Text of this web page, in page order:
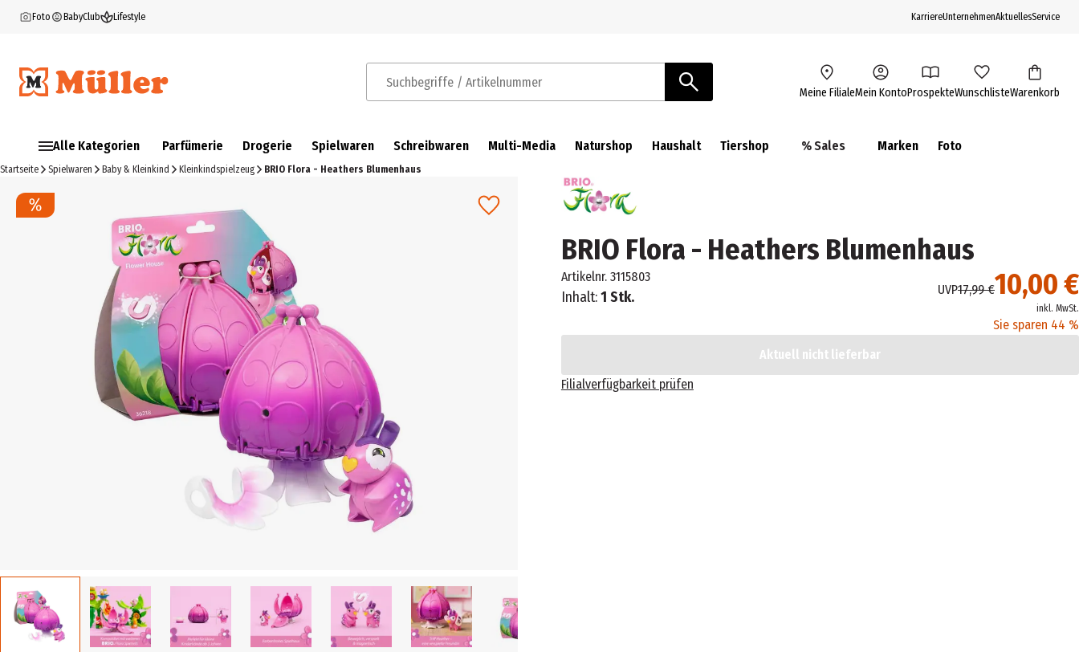
Foto BabyClub Lifestyle KarriereUnternehmenAktuellesService
Suchbegriffe / Artikelnummer Meine FilialeMein KontoProspekteWunschlisteWarenkorb
Alle Kategorien Parfümerie Drogerie Spielwaren Schreibwaren Multi-Media Naturshop Haushalt Tiershop % Sales Marken Foto
Startseite Spielwaren Baby & Kleinkind Kleinkindspielzeug BRIO Flora - Heathers Blumenhaus
BRIO Flora - Heathers Blumenhaus
Artikelnr. 3115803
Inhalt:1 Stk. 10,00 €
UVP17,99 €
inkl. MwSt.
Sie sparen 44 %
Aktuell nicht lieferbar
Filialverfügbarkeit prüfen